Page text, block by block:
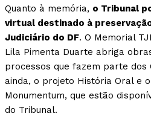
Quanto à memória, o Tribunal
virtual destinado à
Judiciário do DF. O Memorial
Lila Pimenta Duarte abriga
processos que fazem parte dos
ainda, o projeto História Oral e
Monumentum, que estão
do Tribunal.